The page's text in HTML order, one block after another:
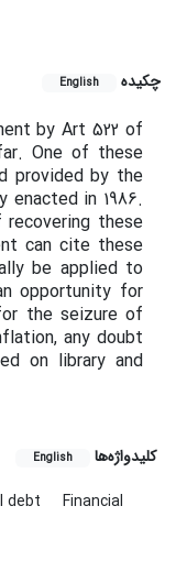
چکیده
English
by Art 522 of
One of these
provided by the
enacted in 1986.
these
can cite these
be applied to
opportunity for
the seizure of
any doubt
on library and
کلیدواژه‌ها English
debt
Financial